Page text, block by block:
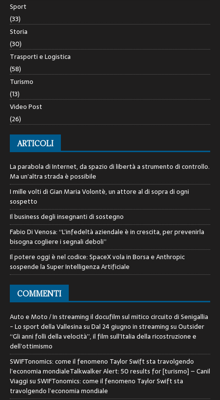
Sport
(33)
Storia
(30)
Trasporti e Logistica
(58)
Turismo
(13)
Video Post
(26)
ARTICOLI
La parabola di Internet, da spazio di libertà a strumento di controllo.
Ma un’altra strada è possibile
I mille volti di Gian Maria Volontè, un attore al di sopra di ogni
sospetto
Il business degli insegnanti di sostegno
Fabio Di Venosa: “L’infedeltà aziendale è in crescita, per prevenirla
bisogna cogliere i segnali deboli”
Il potere oggi è nel codice: SpaceX vola in Borsa e Anthropic
sospende la Super Intelligenza Artificiale
COMMENTI
Auto e Moto / In streaming il docufilm sul mitico circuito di Senigallia
- Lo sport della VallesinasuDal 24 giugno in streaming su Outsider
“Gli anni folli della velocità”, il film sull’Italia della ricostruzione e
dell’ottimismo
SWIFTonomics: come il fenomeno Taylor Swift sta travolgendo
l’economia mondialeTalkwalker Alert: 50 results for [turismo] – Canil
ViaggisuSWIFTonomics: come il fenomeno Taylor Swift sta
travolgendo l’economia mondiale